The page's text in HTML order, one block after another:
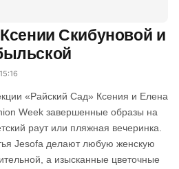
Скибуновой и
15:16
«Райский Сад» Ксения и Елена
Week завершенные образы на
раут или пляжная вечеринка.
Jesofa делают любую женскую
а изысканные цветочные